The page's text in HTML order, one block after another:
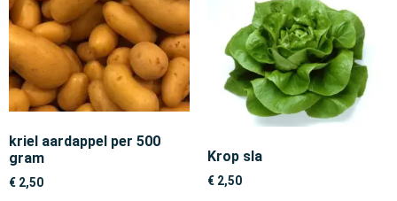
kriel aardappel per 500
gram
€ 2,50
Krop sla
€ 2,50